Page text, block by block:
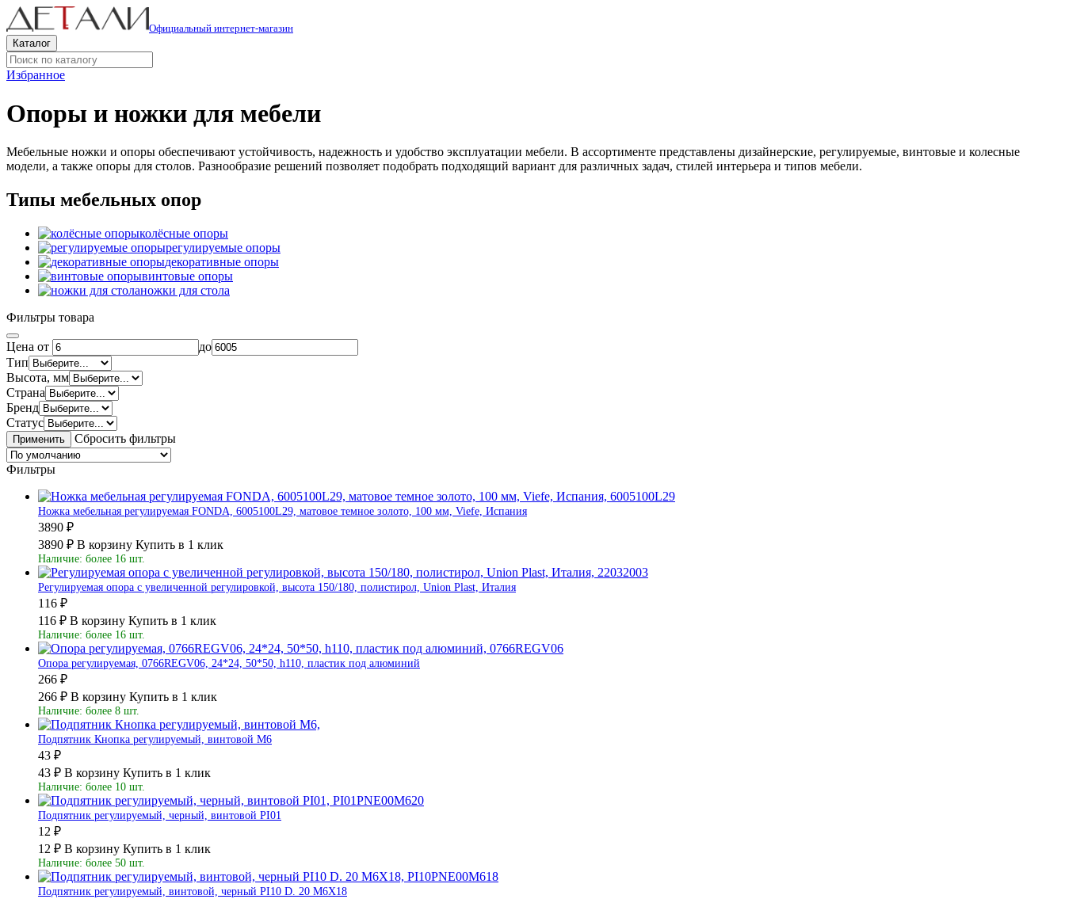
Официальный интернет-магазин
Каталог
Избранное
Опоры и ножки для мебели
Мебельные ножки и опоры обеспечивают устойчивость, надежность и удобство эксплуатации мебели. В ассортименте представлены дизайнерские, регулируемые, винтовые и колесные
модели, а также опоры для столов. Разнообразие решений позволяет подобрать подходящий вариант для различных задач, стилей интерьера и типов мебели.
Типы мебельных опор
колёсные опоры
регулируемые опоры
декоративные опоры
винтовые опоры
ножки для стола
Фильтры товара
Цена от
до
Тип
Высота, мм
Страна
Бренд
Статус
Применить Сбросить фильтры
Фильтры
Ножка мебельная регулируемая FONDA, 6005100L29, матовое темное золото, 100 мм, Viefe, Испания
3890 ₽
3890 ₽ В корзину Купить в 1 клик
Наличие: более 16 шт.
Регулируемая опора с увеличенной регулировкой, высота 150/180, полистирол, Union Plast, Италия
116 ₽
116 ₽ В корзину Купить в 1 клик
Наличие: более 16 шт.
Опора регулируемая, 0766REGV06, 24*24, 50*50, h110, пластик под алюминий
266 ₽
266 ₽ В корзину Купить в 1 клик
Наличие: более 8 шт.
Подпятник Кнопка регулируемый, винтовой М6
43 ₽
43 ₽ В корзину Купить в 1 клик
Наличие: более 10 шт.
Подпятник регулируемый, черный, винтовой PI01
12 ₽
12 ₽ В корзину Купить в 1 клик
Наличие: более 50 шт.
Подпятник регулируемый, винтовой, черный PI10 D. 20 M6X18